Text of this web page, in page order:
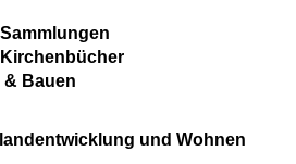
Sammlungen
Kirchenbücher
Bauen
und Wohnen